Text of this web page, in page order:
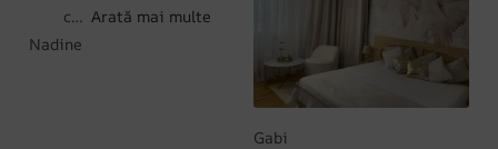
c
Arată mai multe
Nadine
Gabi